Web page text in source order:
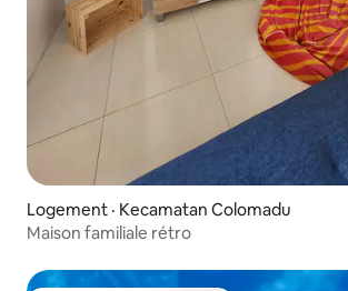
Logement · Kecamatan Colomadu
Maison familiale rétro